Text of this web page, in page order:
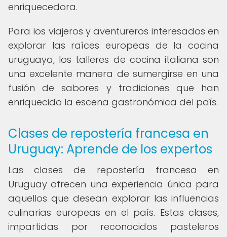
enriquecedora.
Para los viajeros y aventureros interesados en
explorar las raíces europeas de la cocina
uruguaya, los talleres de cocina italiana son
una excelente manera de sumergirse en una
fusión de sabores y tradiciones que han
enriquecido la escena gastronómica del país.
Clases de repostería francesa en
Uruguay: Aprende de los expertos
Las clases de repostería francesa en
Uruguay ofrecen una experiencia única para
aquellos que desean explorar las influencias
culinarias europeas en el país. Estas clases,
impartidas por reconocidos pasteleros